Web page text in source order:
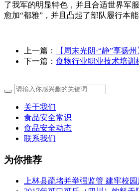
了我军的明显特色，并且合适世界军
愈加“都雅”，并且凸起了部队履行本能
上一篇：
【周末光阴·“静”享扬州
下一篇： 食物行业职业技术培训
关于我们
食品安全常识
食品安全动态
联系我们
为你推荐
上林县疏堵并举强监管 建牢校